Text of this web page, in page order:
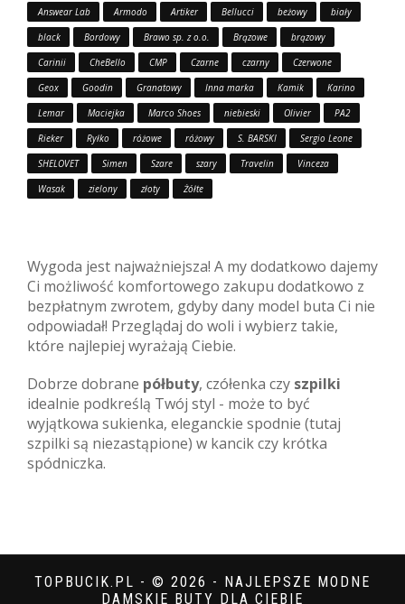
Answear Lab Armodo Artiker Bellucci beżowy
biały
black
Bordowy Brawo sp. z o.o. Brązowe
brązowy
Carinii
CheBello CMP Czarne czarny
Czerwone
Geox
Goodin Granatowy Inna marka Kamik
Karino
Lemar
Maciejka Marco Shoes niebieski Olivier
PA2
Rieker
Ryłko różowe różowy S. BARSKI
Sergio Leone
SHELOVET
Simen Szare szary Travelin
Vinceza
Wasak
zielony złoty Żółte
Wygoda jest najważniejsza! A my dodatkowo dajemy
Ci możliwość komfortowego zakupu dodatkowo z
bezpłatnym zwrotem, gdyby dany model buta Ci nie
odpowiadał! Przeglądaj do woli i wybierz takie,
które najlepiej wyrażają Ciebie.
Dobrze dobrane półbuty, czółenka czy szpilki
idealnie podkreślą Twój styl - może to być
wyjątkowa sukienka, eleganckie spodnie (tutaj
szpilki są niezastąpione) w kancik czy krótka
spódniczka.
TOPBUCIK.PL - © 2026 - NAJLEPSZE MODNE
DAMSKIE BUTY DLA CIEBIE